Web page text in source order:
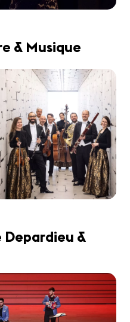
& Musique
Depardieu &